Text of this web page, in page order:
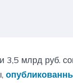
3,5 млрд руб.